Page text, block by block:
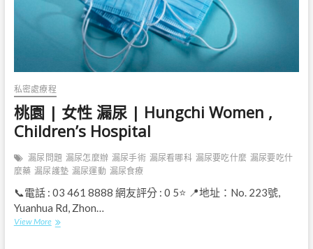
私密處療程
桃園 | 女性 漏尿 | Hungchi Women ,
Children’s Hospital
漏尿問題 漏尿怎麼辦 漏尿手術 漏尿看哪科 漏尿要吃什麼 漏尿要吃什
麼藥 漏尿護墊 漏尿運動 漏尿食療
📞電話 : 03 461 8888 網友評分 : 0 5⭐ 📍地址：No. 223號,
Yuanhua Rd, Zhon…
View More桃